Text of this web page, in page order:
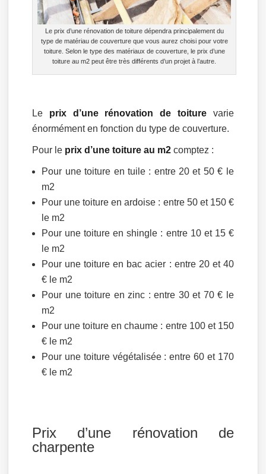
Le prix d’une rénovation de toiture dépendra principalement du
type de matériau de couverture que vous aurez choisi pour votre
toiture. Selon le type des matériaux de couverture, le prix d’une
toiture au m2 peut être très différents d’un projet à l’autre.
Le prix d’une rénovation de toiturevarie
énormément en fonction du type de couverture.
Pour le prix d’une toiture au m2 comptez :
Pour une toiture en tuile : entre 20 et 50 € le
m2
Pour une toiture en ardoise : entre 50 et 150 €
le m2
Pour une toiture en shingle : entre 10 et 15 €
le m2
Pour une toiture en bac acier : entre 20 et 40
€ le m2
Pour une toiture en zinc : entre 30 et 70 € le
m2
Pour une toiture en chaume : entre 100 et 150
€ le m2
Pour une toiture végétalisée : entre 60 et 170
€ le m2
Prix d’une rénovation de
charpente